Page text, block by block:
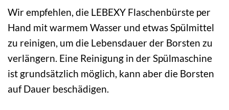
Wir empfehlen, die LEBEXY Flaschenbürste per
Hand mit warmem Wasser und etwas Spülmittel
zu reinigen, um die Lebensdauer der Borsten zu
verlängern. Eine Reinigung in der Spülmaschine
ist grundsätzlich möglich, kann aber die Borsten
auf Dauer beschädigen.